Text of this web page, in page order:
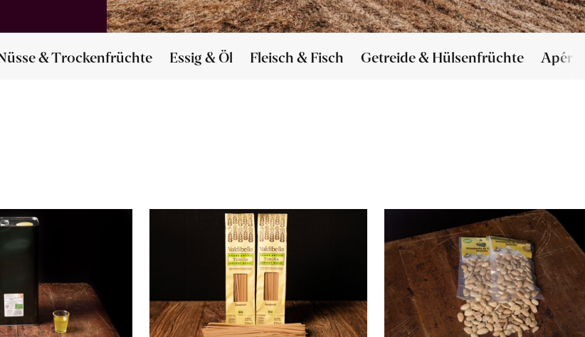
& Trockenfrüchte Essig & Öl Fleisch & Fisch Getreide & Hülsenfrüchte Apéro